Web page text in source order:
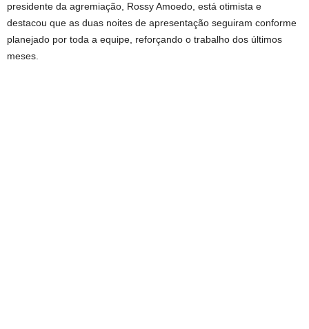
presidente da agremiação, Rossy Amoedo, está otimista e
destacou que as duas noites de apresentação seguiram conforme
planejado por toda a equipe, reforçando o trabalho dos últimos
meses.